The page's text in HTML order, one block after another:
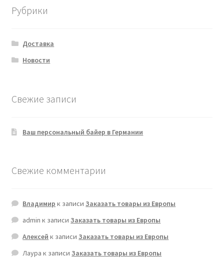
Рубрики
Доставка
Новости
Свежие записи
Ваш персональный байер в Германии
Свежие комментарии
Владимир к записиЗаказать товары из Европы
admin к записиЗаказать товары из Европы
Алексей к записиЗаказать товары из Европы
Лаура к записиЗаказать товары из Европы